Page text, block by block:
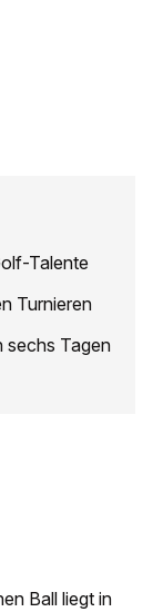
Talente
Turnieren
sechs Tagen
Ball liegt in